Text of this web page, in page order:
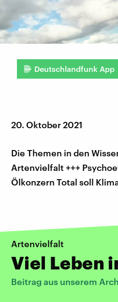
Deutschlandfunk App
20. Oktober 2021
Die Themen in den
Artenvielfalt +++
Ölkonzern Total soll
Artenvielfalt
Viel Leben
Beitrag aus unserem